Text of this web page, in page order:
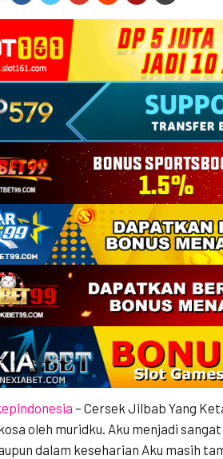
– Cersek Jilbab Yang
oleh muridku. Aku menjadi
dalam keseharian Aku masih